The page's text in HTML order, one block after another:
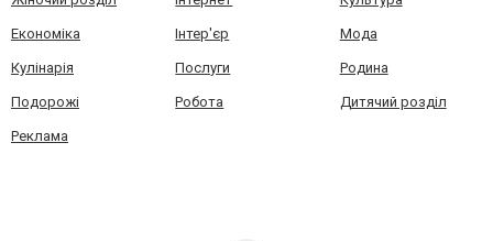
Економіка Інтер'єр Мода
Кулінарія Послуги Родина
Подорожі Робота Дитячий розділ
Реклама